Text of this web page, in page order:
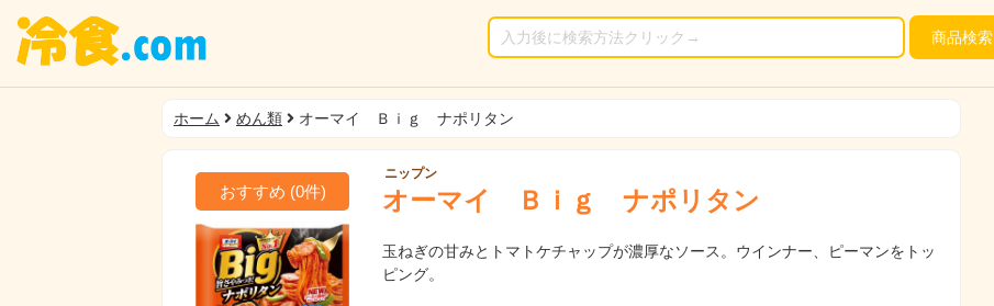
商品検索
ホーム めん類 オーマイ Ｂｉｇ ナポリタン
おすすめ (0件)
ニップン
オーマイ Ｂｉｇ ナポリタン
玉ねぎの甘みとトマトケチャップが濃厚なソース。ウインナー、ピーマンをトッ
ピング。